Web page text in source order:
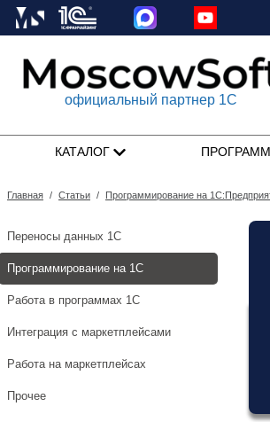
официальный партнер 1С
КАТАЛОГ
Главная / Статьи / Программирование на
Переносы данных 1С
Программирование на 1С
Работа в программах 1С
Интеграция с маркетплейсами
Работа на маркетплейсах
Прочее